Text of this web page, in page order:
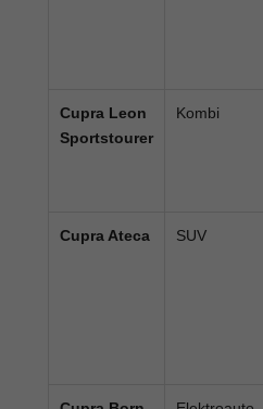
Cupra Leon
Sportstourer
Kombi
Cupra Ateca SUV